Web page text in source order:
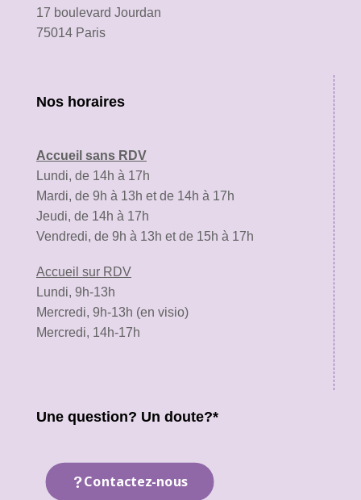
17 boulevard Jourdan
75014 Paris
Nos horaires
Accueil sans RDV
Lundi, de 14h à 17h
Mardi, de 9h à 13h et de 14h à 17h
Jeudi, de 14h à 17h
Vendredi, de 9h à 13h et de 15h à 17h
Accueil sur RDV
Lundi, 9h-13h
Mercredi, 9h-13h (en visio)
Mercredi, 14h-17h
Une question? Un doute?*
Contactez-nous